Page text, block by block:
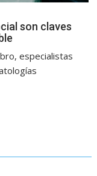
son claves
especialistas